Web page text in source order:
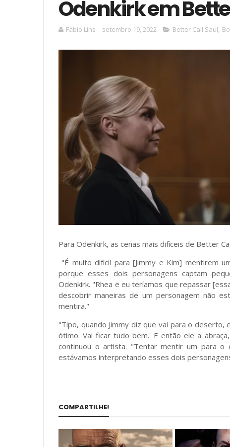
Odenkirk em
Fábio Lins setembro 19, 2022 Better Call Saul,
Para Odenkirk, as cenas mais difíceis de Better
"É muito difícil para [Jimmy e Kim] mentirem
porque esses dois personagens captam
Odenkirk. "Rhea e eu teríamos que repassar
descobrir maneiras de um personagem não
mentira."
"Tipo, quando Jimmy diz que vai para o
ótimo. Vai ficar tudo bem.' E então ele a
continuou o artista. "Tentar mentir um para o
estávamos interpretando esses dois
COMPARTILHE!